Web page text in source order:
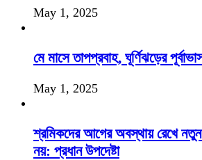
May 1, 2025
মে মাসে তাপপ্রবাহ, ঘূর্ণিঝড়ের
May 1, 2025
শ্রমিকদের আগের অবস্থায় রেখে
নয়: প্রধান উপদেষ্টা